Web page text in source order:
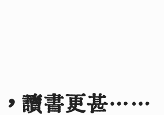
，讀書更甚……